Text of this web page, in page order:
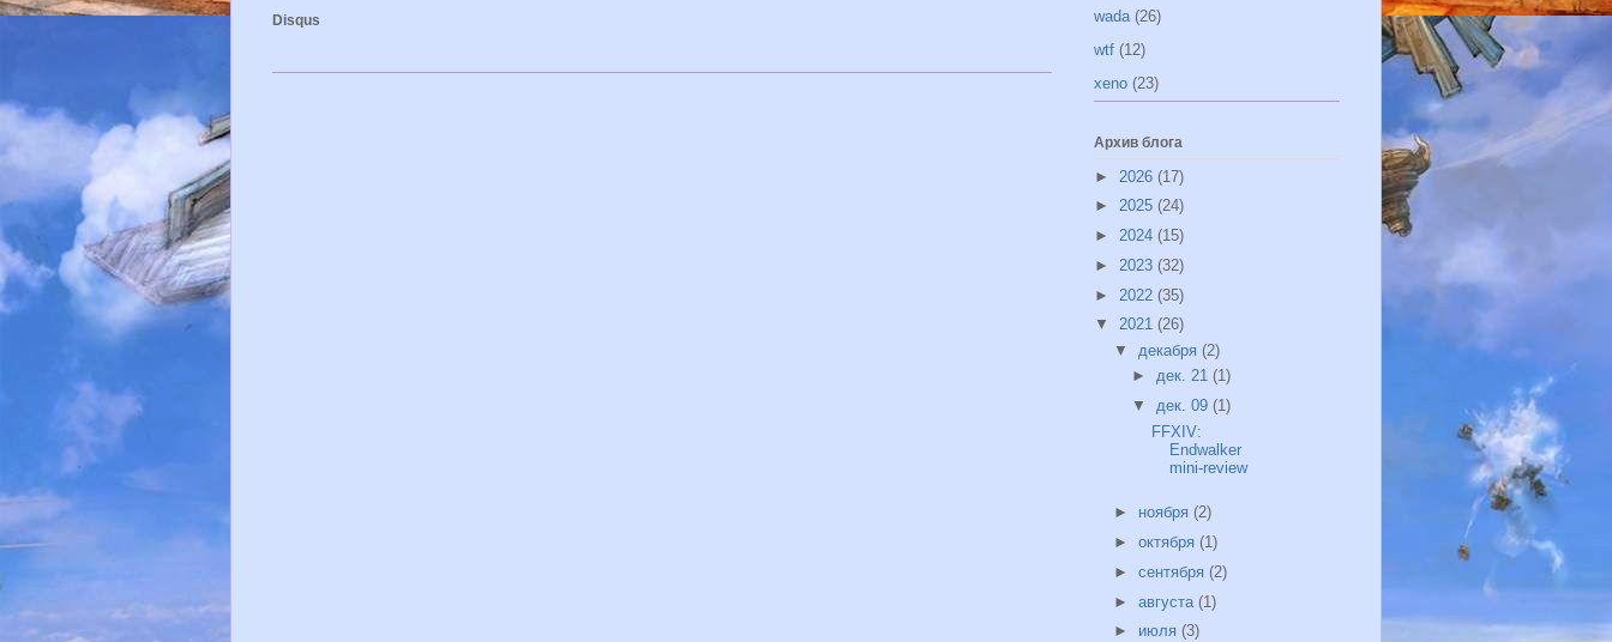
Disqus
wada (26)
wtf (12)
xeno (23)
Архив блога
► 2026 (17)
► 2025 (24)
► 2024 (15)
► 2023 (32)
► 2022 (35)
▼ 2021 (26)
▼ декабря (2)
►дек. 21(1)
▼дек. 09(1)
FFXIV:
Endwalker
mini-review
► ноября (2)
► октября (1)
► сентября (2)
► августа (1)
► июля (3)